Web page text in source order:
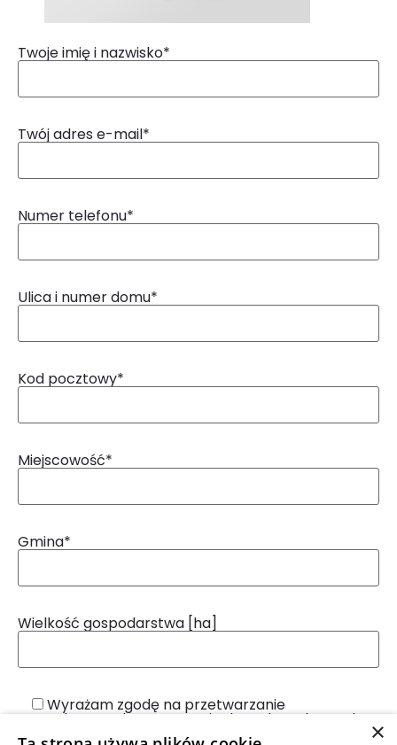
Twoje imię i nazwisko*
Twój adres e-mail*
Numer telefonu*
Ulica i numer domu*
Kod pocztowy*
Miejscowość*
Gmina*
Wielkość gospodarstwa [ha]
Wyrażam zgodę na przetwarzanie
przekazanych przeze mnie danych osobowych
przez Grupę Kapitałową INTERMAG Sp. z o.o. ×